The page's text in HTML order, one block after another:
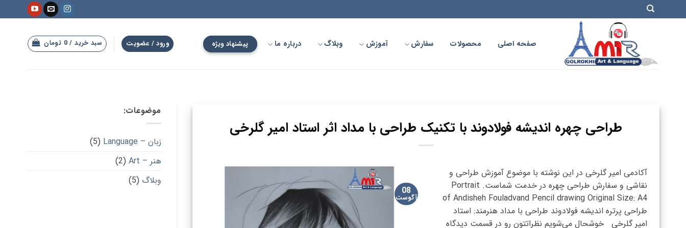
به
صفحه اصلی محصولات سفارش آموزش وبلاگ درباره ما پیشنهاد ویژه ورود / عضویت سبد خرید / 0 تومان
طراحی چهره اندیشه فولادوند با تکنیک طراحی با مداد اثر استاد امیر گلرخی
08
آگوست
آکادمی امیر گلرخی در این نوشته با موضوع آموزش طراحی و
نقاشی و سفارش طراحی چهره در خدمت شماست. Portrait
of Andisheh Fouladvand Pencil drawing Original Size: A4
طراحی پرتره اندیشه فولادوند طراحی با مداد هنرمند: استاد
امیر گلرخی خوشحال می‌شویم نظراتتون رو در قسمت دیدگاه
موضوعات:
زبان – Language
(5)
هنر – Art
(2)
وبلاگ (5)